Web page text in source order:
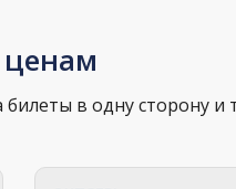
в одну сторону и